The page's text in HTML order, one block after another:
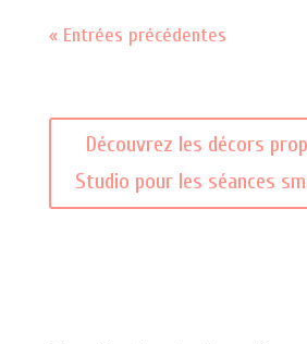
« Entrées précédentes
Découvrez les décors
Studio pour les séances